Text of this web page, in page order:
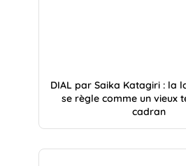
DIAL par Saika Katagiri : la
se règle comme un vieux
cadran